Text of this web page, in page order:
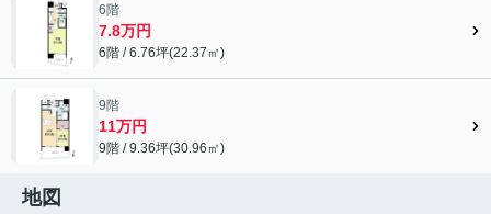
6階
7.8万円
6階 / 6.76坪(22.37㎡)
9階
11万円
9階 / 9.36坪(30.96㎡)
地図